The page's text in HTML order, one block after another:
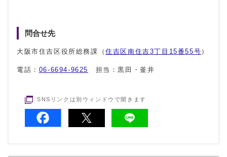
問合せ先
大阪市住吉区役所総務課（住吉区南住吉3丁目15番55号 ）
電話： 06‐6694‐9625 担当：黒田・釜井
SNSリンクは別ウィンドウで開きます